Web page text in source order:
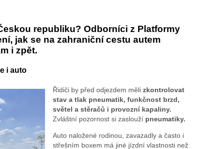
republiku? Odborníci z Platformy
jak se na zahraniční cestu autem
i zpět.
i auto
Řidiči by před odjezdem měli zkontrolovat
stav a tlak pneumatik, funkčnost brzd,
světel a stěračů i provozní kapaliny.
Zvláštní pozornost si zaslouží pneumatiky.
Auto naložené rodinou, zavazadly a často i
střešním boxem má jiné jízdní vlastnosti než